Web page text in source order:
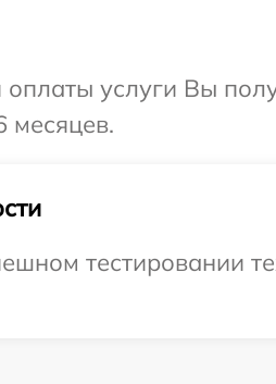
услуги Вы
месяцев.
тестировании